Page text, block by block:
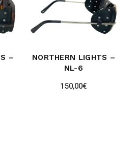
–
NORTHERN LIGHTS –
NL-6
150,00€